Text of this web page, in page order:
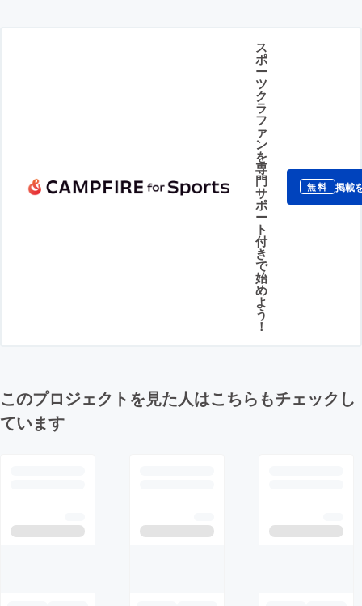
ス
ポ
ー
ツ
ク
ラ
フ
ァ
ン
を
専
門
サ
ポ
ー
ト
付
き
で
始
め
よ
う
！
無料 掲載
このプロジェクトを見た人はこちらもチェックし
ています